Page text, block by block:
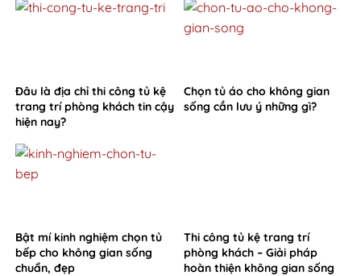
Đâu là địa chỉ thi công tủ kệ
trang trí phòng khách tin cậy
hiện nay?
Chọn tủ áo cho không gian
sống cần lưu ý những gì?
Bật mí kinh nghiệm chọn tủ
bếp cho không gian sống
chuẩn, đẹp
Thi công tủ kệ trang trí
phòng khách – Giải pháp
hoàn thiện không gian sống